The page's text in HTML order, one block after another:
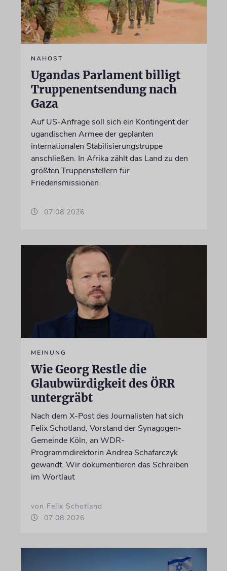
NAHOST
Ugandas Parlament billigt
Truppenentsendung nach
Gaza
Auf US-Anfrage soll sich ein Kontingent der
ugandischen Armee der geplanten
internationalen Stabilisierungstruppe
anschließen. In Afrika zählt das Land zu den
größten Truppenstellern für
Friedensmissionen
07.08.2026
MEINUNG
Wie Georg Restle die
Glaubwürdigkeit des ÖRR
untergräbt
Nach dem X-Post des Journalisten hat sich
Felix Schotland, Vorstand der Synagogen-
Gemeinde Köln, an WDR-
Programmdirektorin Andrea Schafarczyk
gewandt. Wir dokumentieren das Schreiben
im Wortlaut
von Felix Schotland
07.08.2026